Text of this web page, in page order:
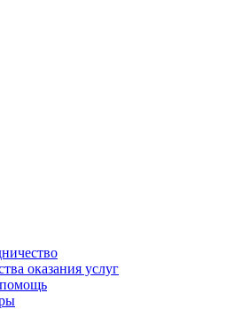
оказания услуг
помощь